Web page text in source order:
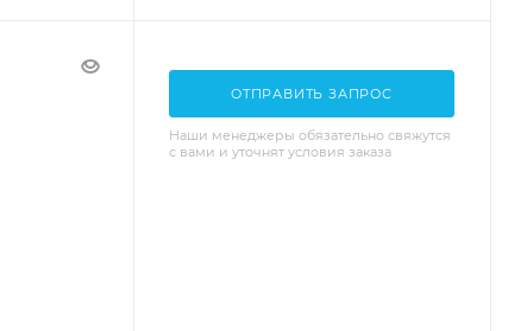
ОТПРАВИТЬ ЗАПРОС
Наши менеджеры обязательно свяжутся
с вами и уточнят условия заказа